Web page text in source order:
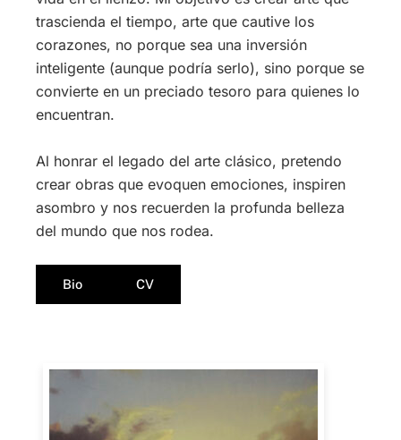
trascienda el tiempo, arte que cautive los
corazones, no porque sea una inversión
inteligente (aunque podría serlo), sino porque se
convierte en un preciado tesoro para quienes lo
encuentran.
Al honrar el legado del arte clásico, pretendo
crear obras que evoquen emociones, inspiren
asombro y nos recuerden la profunda belleza
del mundo que nos rodea.
Bio CV